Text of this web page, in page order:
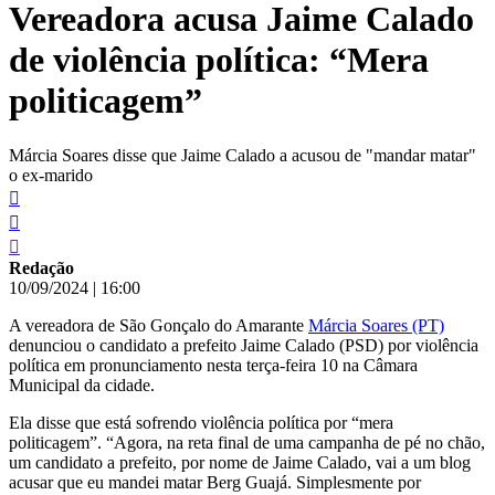
conteúdo
Vereadora acusa Jaime Calado
de violência política: “Mera
politicagem”
Márcia Soares disse que Jaime Calado a acusou de "mandar matar"
o ex-marido
Redação
10/09/2024 | 16:00
A vereadora de São Gonçalo do Amarante Márcia Soares (PT)
denunciou o candidato a prefeito Jaime Calado (PSD) por violência
política em pronunciamento nesta terça-feira 10 na Câmara
Municipal da cidade.
Ela disse que está sofrendo violência política por “mera
politicagem”. “Agora, na reta final de uma campanha de pé no chão,
um candidato a prefeito, por nome de Jaime Calado, vai a um blog
acusar que eu mandei matar Berg Guajá. Simplesmente por